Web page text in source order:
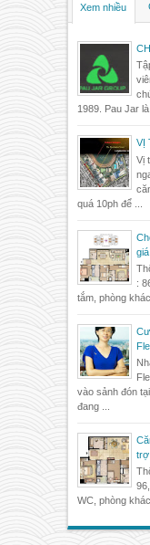
Xem nhiều
1989. Pau Jar là
VỊ
Vị
quá 10ph để ...
:
tắm, phòng
vào sảnh đón
đang ...
trợ
WC, phòng